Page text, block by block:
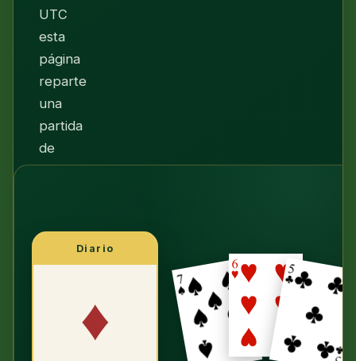
UTC
esta
página
reparte
una
partida
de
Klondike
—
Diario
♦